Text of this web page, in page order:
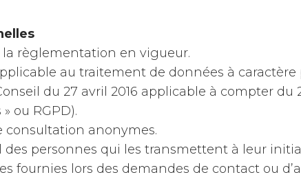
la règlementation en vigueur.
au traitement de données à
du 27 avril 2016 applicable à compter du
ou RGPD).
consultation anonymes.
personnes qui les transmettent à leur
fournies lors des demandes de contact ou